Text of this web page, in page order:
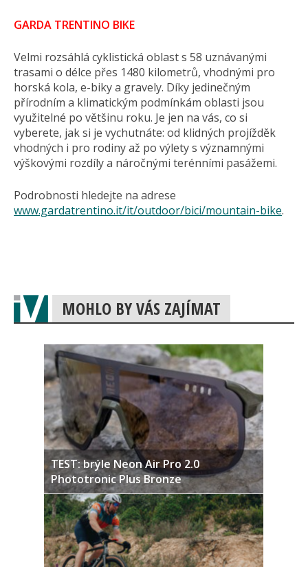
GARDA TRENTINO BIKE
Velmi rozsáhlá cyklistická oblast s 58 uznávanými
trasami o délce přes 1480 kilometrů, vhodnými pro
horská kola, e-biky a gravely. Díky jedinečným
přírodním a klimatickým podmínkám oblasti jsou
využitelné po většinu roku. Je jen na vás, co si
vyberete, jak si je vychutnáte: od klidných projížděk
vhodných i pro rodiny až po výlety s významnými
výškovými rozdíly a náročnými terénními pasážemi.
Podrobnosti hledejte na adrese
www.gardatrentino.it/it/outdoor/bici/mountain-bike.
MOHLO BY VÁS ZAJÍMAT
TEST: brýle Neon Air Pro 2.0
Phototronic Plus Bronze